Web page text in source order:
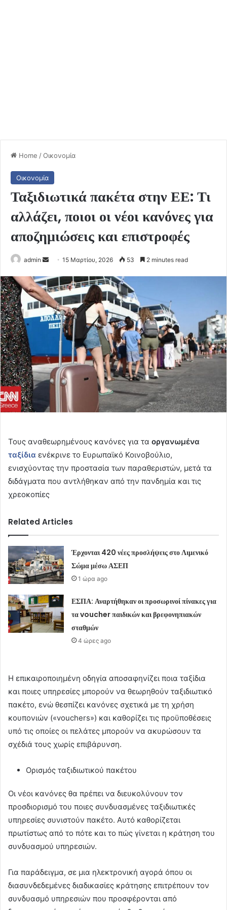
Home /Οικονομία
Οικονομία
Ταξιδιωτικά πακέτα στην ΕΕ: Τι
αλλάζει, ποιοι οι νέοι κανόνες για
αποζημιώσεις και επιστροφές
admin
Send
email
15 Μαρτίου, 2026 53 2 minutes read
Τους αναθεωρημένους κανόνες για τα οργανωμένα
ταξίδια ενέκρινε το Ευρωπαϊκό Κοινοβούλιο,
ενισχύοντας την προστασία των παραθεριστών, μετά τα
διδάγματα που αντλήθηκαν από την πανδημία και τις
χρεοκοπίες
Related Articles
Έρχονται 420 νέες προσλήψεις στο Λιμενικό
Σώμα μέσω ΑΣΕΠ
1 ώρα ago
ΕΣΠΑ: Αναρτήθηκαν οι προσωρινοί πίνακες για
τα voucher παιδικών και βρεφονηπιακών
σταθμών
4 ώρες ago
Η επικαιροποιημένη οδηγία αποσαφηνίζει ποια ταξίδια
και ποιες υπηρεσίες μπορούν να θεωρηθούν ταξιδιωτικό
πακέτο, ενώ θεσπίζει κανόνες σχετικά με τη χρήση
κουπονιών («vouchers») και καθορίζει τις προϋποθέσεις
υπό τις οποίες οι πελάτες μπορούν να ακυρώσουν τα
σχέδιά τους χωρίς επιβάρυνση.
Ορισμός ταξιδιωτικού πακέτου
Οι νέοι κανόνες θα πρέπει να διευκολύνουν τον
προσδιορισμό του ποιες συνδυασμένες ταξιδιωτικές
υπηρεσίες συνιστούν πακέτο. Αυτό καθορίζεται
πρωτίστως από το πότε και το πώς γίνεται η κράτηση του
συνδυασμού υπηρεσιών.
Για παράδειγμα, σε μια ηλεκτρονική αγορά όπου οι
διασυνδεδεμένες διαδικασίες κράτησης επιτρέπουν τον
συνδυασμό υπηρεσιών που προσφέρονται από